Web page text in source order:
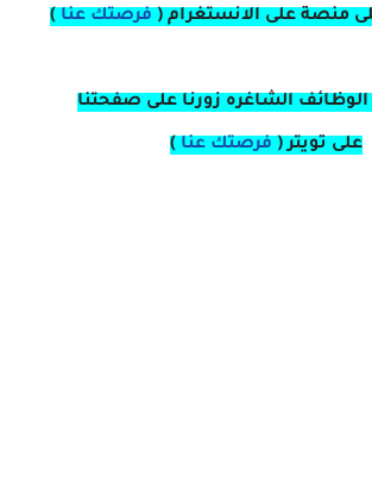
منصة على الانستغرام( فرصتك عنا )
الشاغره زورنا على صفحتنا
على تويتر( فرصتك عنا )